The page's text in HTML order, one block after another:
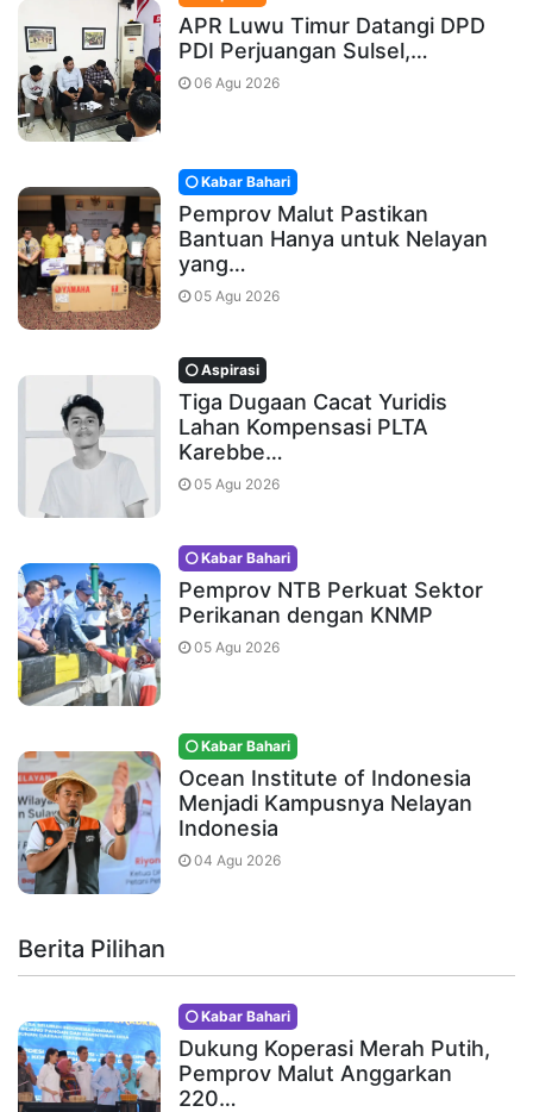
APR Luwu Timur Datangi DPD
PDI Perjuangan Sulsel,…
06 Agu 2026
Kabar Bahari
Pemprov Malut Pastikan
Bantuan Hanya untuk Nelayan
yang…
05 Agu 2026
Aspirasi
Tiga Dugaan Cacat Yuridis
Lahan Kompensasi PLTA
Karebbe…
05 Agu 2026
Kabar Bahari
Pemprov NTB Perkuat Sektor
Perikanan dengan KNMP
05 Agu 2026
Kabar Bahari
Ocean Institute of Indonesia
Menjadi Kampusnya Nelayan
Indonesia
04 Agu 2026
Berita Pilihan
Kabar Bahari
Dukung Koperasi Merah Putih,
Pemprov Malut Anggarkan
220…